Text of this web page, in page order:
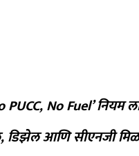
No Fuel’ नियम
डिझेल आणि सीएनजी